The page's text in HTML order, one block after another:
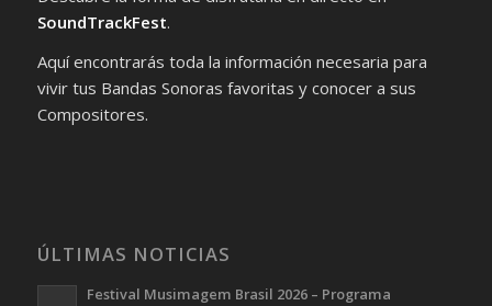
SoundTrackFest.
Aquí encontrarás toda la información necesaria para
vivir tus Bandas Sonoras favoritas y conocer a sus
Compositores.
ÚLTIMAS NOTICIAS
Festival Musimagem Brasil 2026 – Programa